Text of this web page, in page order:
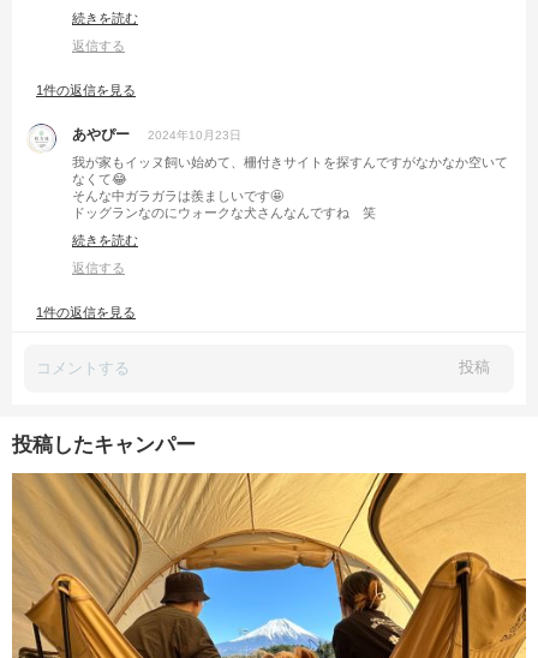
どちらも呼ばれてないですけど、おめでとうって気持ちは全力で送ってお
きます！
続きを読む
返信する
1件の返信を見る
あやぴー 2024年10月23日
我が家もイッヌ飼い始めて、柵付きサイトを探すんですがなかなか空いて
なくて😂
そんな中ガラガラは羨ましいです🤩
ドッグランなのにウォークな犬さんなんですね 笑
今後も新婚気分で色々楽しんじゃってくださいね👍
続きを読む
返信する
1件の返信を見る
投稿
投稿したキャンパー